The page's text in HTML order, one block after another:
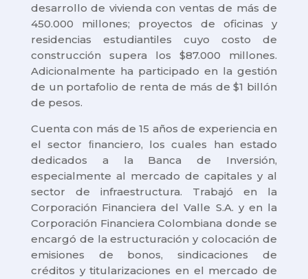
desarrollo de vivienda con ventas de más de
450.000 millones; proyectos de oficinas y
residencias estudiantiles cuyo costo de
construcción supera los $87.000 millones.
Adicionalmente ha participado en la gestión
de un portafolio de renta de más de $1 billón
de pesos.
Cuenta con más de 15 años de experiencia en
el sector ﬁnanciero, los cuales han estado
dedicados a la Banca de Inversión,
especialmente al mercado de capitales y al
sector de infraestructura. Trabajó en la
Corporación Financiera del Valle S.A. y en la
Corporación Financiera Colombiana donde se
encargó de la estructuración y colocación de
emisiones de bonos, sindicaciones de
créditos y titularizaciones en el mercado de